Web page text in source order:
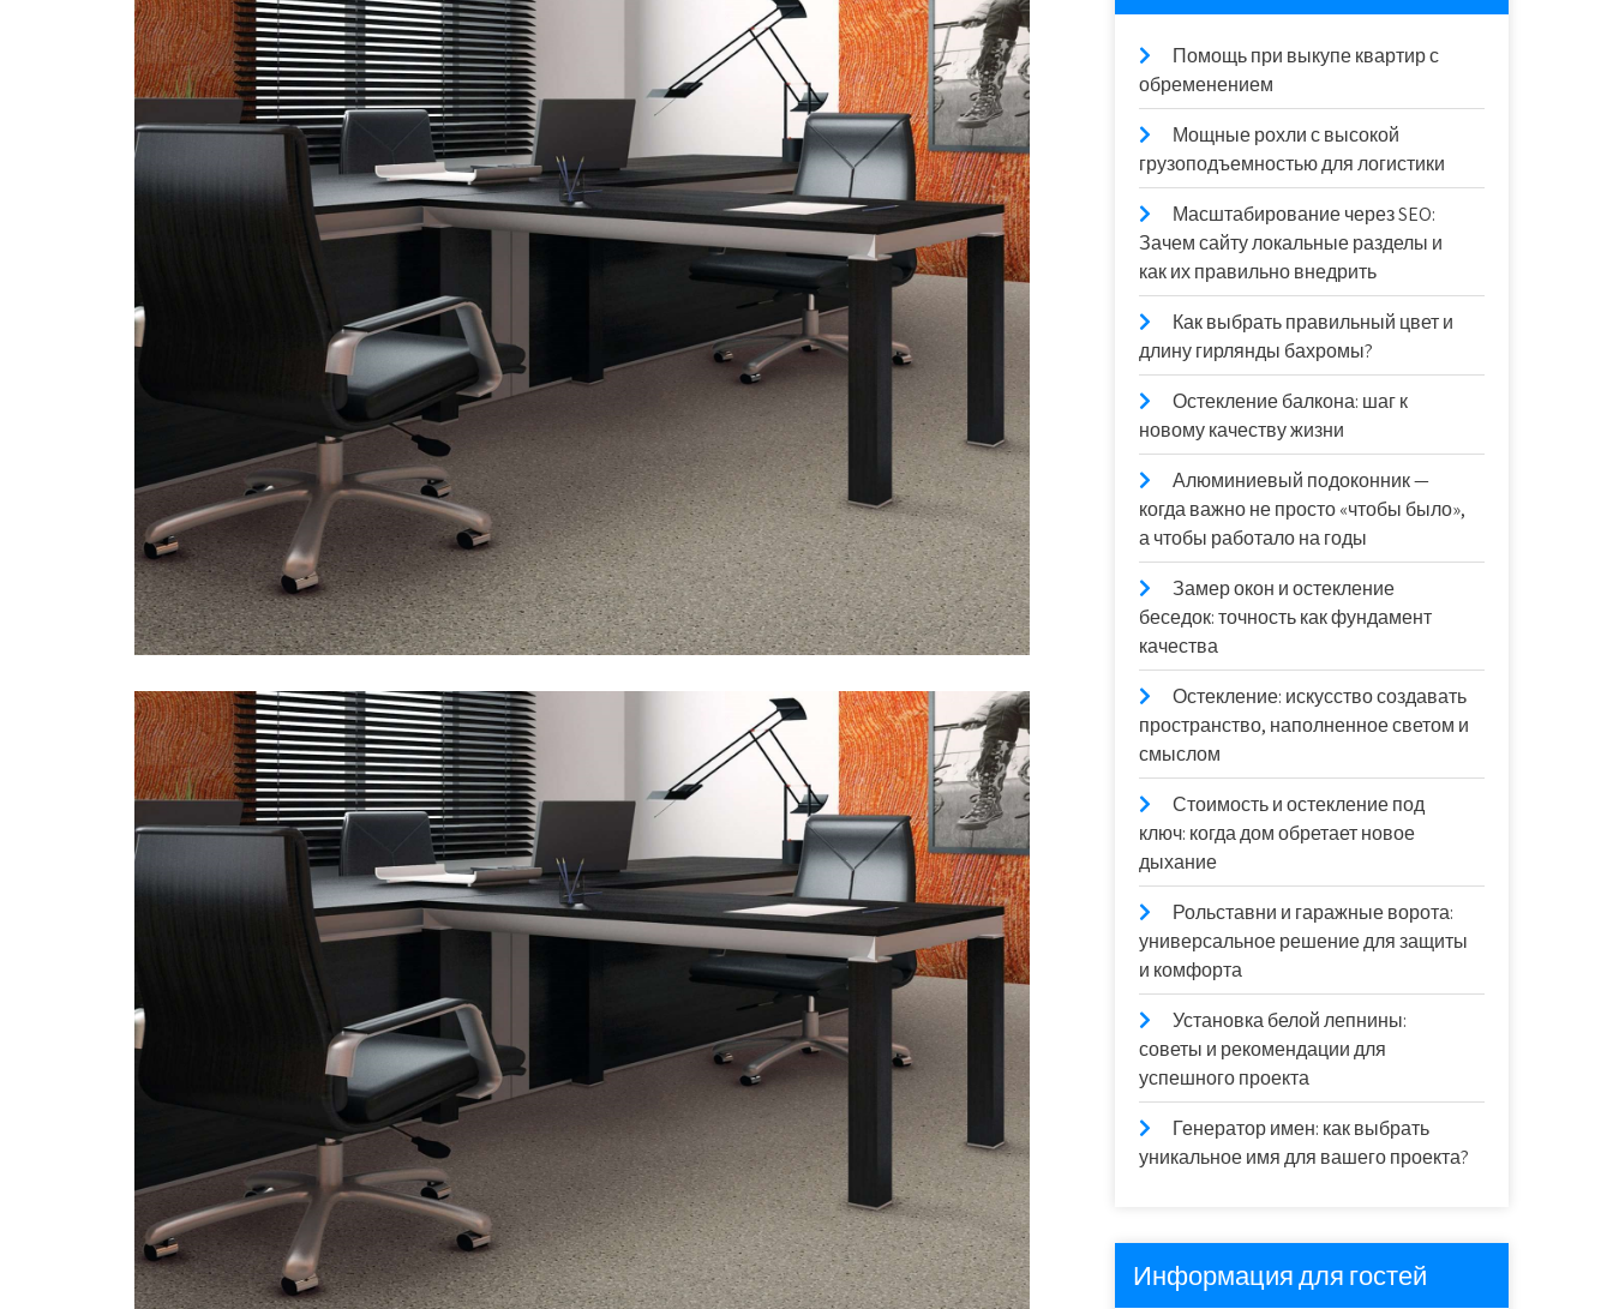
Помощь при выкупе квартир с
обременением
Мощные рохли с высокой
грузоподъемностью для логистики
Масштабирование через SEO:
Зачем сайту локальные разделы и
как их правильно внедрить
Как выбрать правильный цвет и
длину гирлянды бахромы?
Остекление балкона: шаг к
новому качеству жизни
Алюминиевый подоконник —
когда важно не просто «чтобы было»,
а чтобы работало на годы
Замер окон и остекление
беседок: точность как фундамент
качества
Остекление: искусство создавать
пространство, наполненное светом и
смыслом
Стоимость и остекление под
ключ: когда дом обретает новое
дыхание
Рольставни и гаражные ворота:
универсальное решение для защиты
и комфорта
Установка белой лепнины:
советы и рекомендации для
успешного проекта
Генератор имен: как выбрать
уникальное имя для вашего проекта?
Информация для гостей